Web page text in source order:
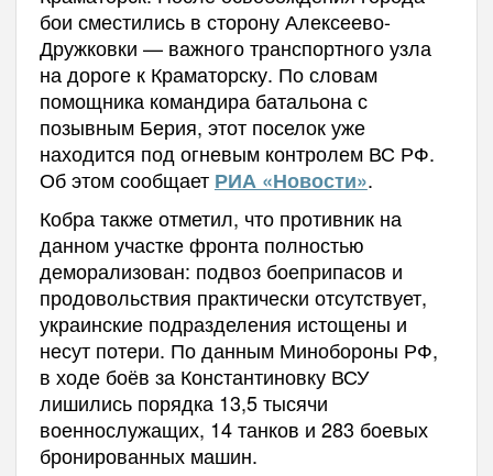
бои сместились в сторону Алексеево-
Дружковки — важного транспортного узла
на дороге к Краматорску. По словам
помощника командира батальона с
позывным Берия, этот поселок уже
находится под огневым контролем ВС РФ.
Об этом сообщает РИА «Новости».
Кобра также отметил, что противник на
данном участке фронта полностью
деморализован: подвоз боеприпасов и
продовольствия практически отсутствует,
украинские подразделения истощены и
несут потери. По данным Минобороны РФ,
в ходе боёв за Константиновку ВСУ
лишились порядка 13,5 тысячи
военнослужащих, 14 танков и 283 боевых
бронированных машин.